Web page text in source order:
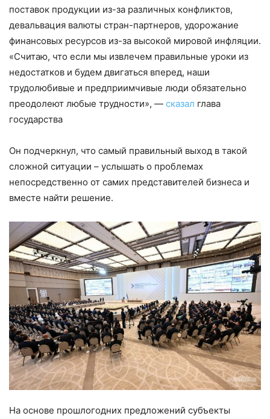
поставок продукции из-за различных конфликтов,
девальвация валюты стран-партнеров, удорожание
финансовых ресурсов из-за высокой мировой инфляции.
«Считаю, что если мы извлечем правильные уроки из
недостатков и будем двигаться вперед, наши
трудолюбивые и предприимчивые люди обязательно
преодолеют любые трудности», — сказал глава
государства
Он подчеркнул, что самый правильный выход в такой
сложной ситуации – услышать о проблемах
непосредственно от самих представителей бизнеса и
вместе найти решение.
На основе прошлогодних предложений субъекты